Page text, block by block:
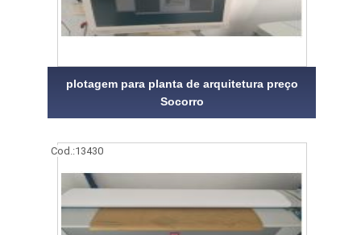
plotagem para planta de arquitetura preço
Socorro
Cod.:13430